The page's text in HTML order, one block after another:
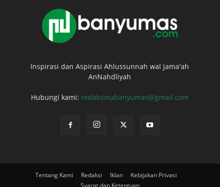
Inspirasi dan Aspirasi Ahlussunnah wal Jama'ah
AnNahdliyah
Hubungi kami: redaksinubanyumas@gmail.com
Tentang Kami Redaksi Iklan
Kebijakan Privasi
Syarat dan Ketentuan